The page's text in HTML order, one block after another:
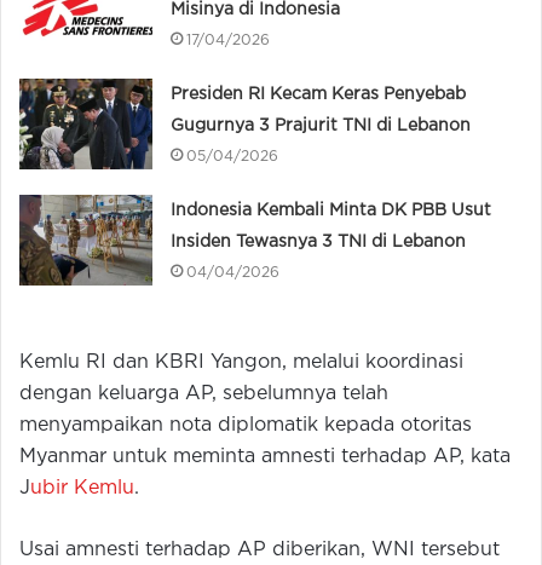
Misinya di Indonesia
17/04/2026
Presiden RI Kecam Keras Penyebab
Gugurnya 3 Prajurit TNI di Lebanon
05/04/2026
Indonesia Kembali Minta DK PBB Usut
Insiden Tewasnya 3 TNI di Lebanon
04/04/2026
Kemlu RI dan KBRI Yangon, melalui koordinasi
dengan keluarga AP, sebelumnya telah
menyampaikan nota diplomatik kepada otoritas
Myanmar untuk meminta amnesti terhadap AP, kata
Jubir Kemlu.
Usai amnesti terhadap AP diberikan, WNI tersebut